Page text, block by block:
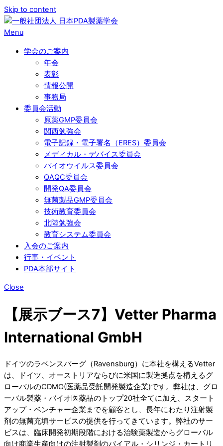
Skip to content
Menu
学会のご案内
年会
表彰
情報公開
事務局
委員会活動
原薬GMP委員会
関西勉強会
電子記録・電子署名（ERES）委員会
メディカル・デバイス委員会
バイオウイルス委員会
QAQC委員会
開発QA委員会
無菌製品GMP委員会
技術教育委員会
北陸勉強会
教育システム委員会
入会のご案内
行事・イベント
PDA本部サイト
Close
【展示ブース7】Vetter Pharma
International GmbH
ドイツのラベンスバーグ（Ravensburg）に本社を構えるVetter
は、ドイツ、オーストリアならびに米国に製造拠点を構えるグ
ローバルのCDMO(医薬品受託開発製造企業)です。弊社は、グロ
ーバル製薬・バイオ医薬品のトップ20社全てに加え、スタート
アップ・ベンチャー企業までを顧客とし、長年にわたり注射製
剤の無菌充填サービスの提供を行ってきています。弊社のサー
ビスは、臨床開発初期段階における治験薬製造からグローバル
向け商業生産向けの注射製剤のバイアル・シリンジ・カートリ